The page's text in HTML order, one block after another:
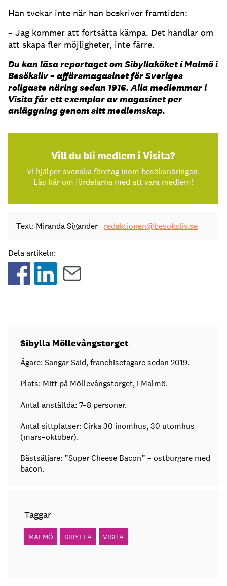
Han tvekar inte när han beskriver framtiden:
– Jag kommer att fortsätta kämpa. Det handlar om
att skapa fler möjligheter, inte färre.
Du kan läsa reportaget om Sibyllaköket i Malmö i
Besöksliv – affärsmagasinet för Sveriges
roligaste näring sedan 1916. Alla medlemmar i
Visita får ett exemplar av magasinet per
anläggning genom sitt medlemskap.
Vill du bli medlem i Visita?
Vi hjälper svenska företag inom besöksnäringen.
Läs här om fördelarna med att vara medlem!
Text: Miranda Sigander redaktionen@besoksliv.se
Dela artikeln:
Sibylla Möllevångstorget
Ägare: Sangar Said, franchisetagare sedan 2019.
Plats: Mitt på Möllevångstorget, i Malmö.
Antal anställda: 7–8 personer.
Antal sittplatser: Cirka 30 inomhus, 30 utomhus
(mars–oktober).
Bästsäljare: ”Super Cheese Bacon” – ostburgare med
bacon.
Taggar
MALMÖ SIBYLLA VISITA